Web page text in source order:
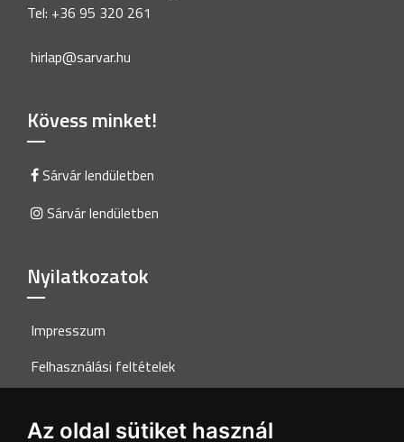
Az oldal sütiket használ
Tel: +36 95 320 261
hirlap@sarvar.hu
Kövess minket!
Sárvár lendületben
Sárvár lendületben
Nyilatkozatok
Impresszum
Felhasználási feltételek